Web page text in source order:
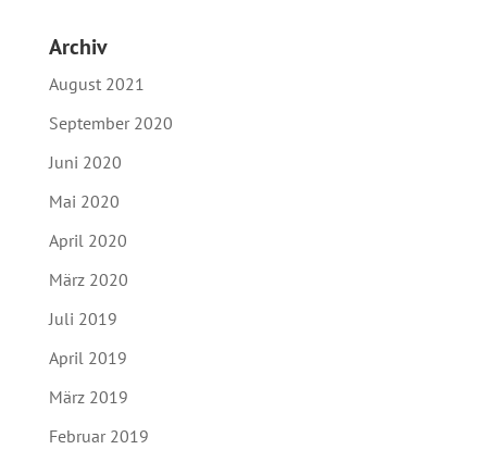
Archiv
August 2021
September 2020
Juni 2020
Mai 2020
April 2020
März 2020
Juli 2019
April 2019
März 2019
Februar 2019